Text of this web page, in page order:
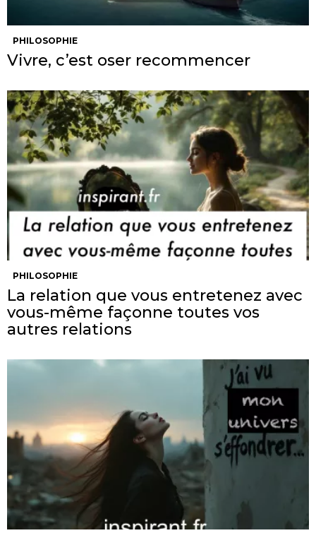
PHILOSOPHIE
Vivre, c’est oser recommencer
PHILOSOPHIE
La relation que vous entretenez avec
vous-même façonne toutes vos
autres relations